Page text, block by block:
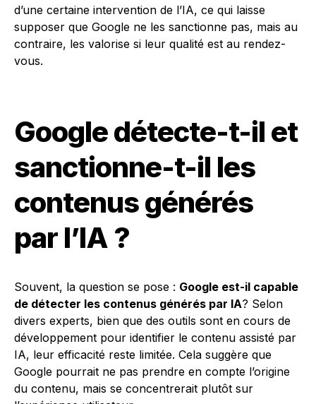
d’une certaine intervention de l’IA, ce qui laisse
supposer que Google ne les sanctionne pas, mais au
contraire, les valorise si leur qualité est au rendez-
vous.
Google détecte-t-il et
sanctionne-t-il les
contenus générés
par l’IA ?
Souvent, la question se pose : Google est-il capable
de détecter les contenus générés par IA? Selon
divers experts, bien que des outils sont en cours de
développement pour identifier le contenu assisté par
IA, leur efficacité reste limitée. Cela suggère que
Google pourrait ne pas prendre en compte l’origine
du contenu, mais se concentrerait plutôt sur